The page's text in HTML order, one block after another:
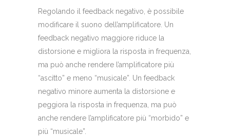
Regolando il feedback negativo, è possibile
modificare il suono dell’amplificatore. Un
feedback negativo maggiore riduce la
distorsione e migliora la risposta in frequenza,
ma può anche rendere l’amplificatore più
“ascitto” e meno “musicale”. Un feedback
negativo minore aumenta la distorsione e
peggiora la risposta in frequenza, ma può
anche rendere l’amplificatore più “morbido” e
più “musicale”.